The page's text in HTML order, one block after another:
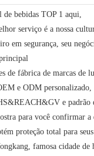
bebidas TOP 1 aqui,
serviço é a nossa
em segurança, seu
de fábrica de marcas de
e ODM personalizado,
e padrão
para você confirmar a
proteção total para
famosa cidade de